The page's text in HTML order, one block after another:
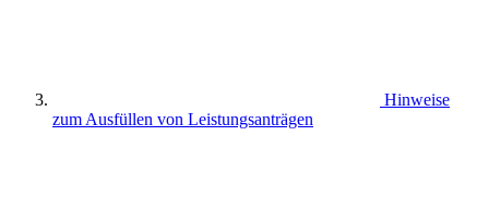
Hinweise
zum Ausfüllen von Leistungsanträgen